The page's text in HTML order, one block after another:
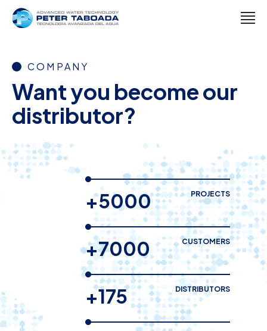
COMPANY
Want you become our
distributor?
+5000 PROJECTS
+7000 CUSTOMERS
+175 DISTRIBUTORS